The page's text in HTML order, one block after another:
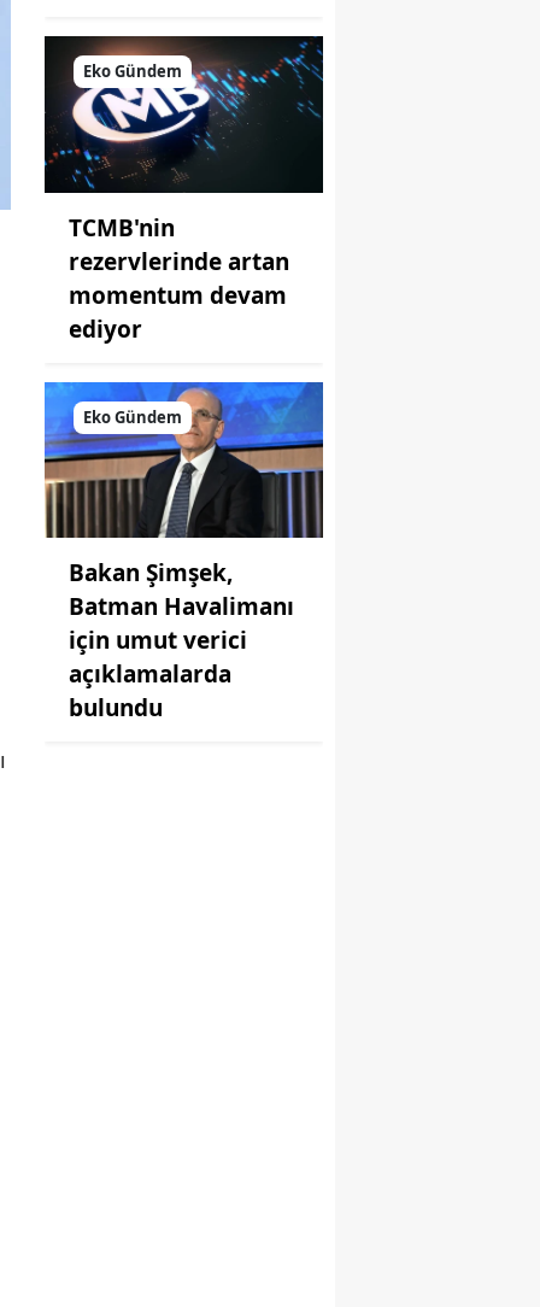
Eko Gündem
TCMB'nin
rezervlerinde artan
momentum devam
ediyor
Eko Gündem
Bakan Şimşek,
Batman Havalimanı
için umut verici
açıklamalarda
bulundu